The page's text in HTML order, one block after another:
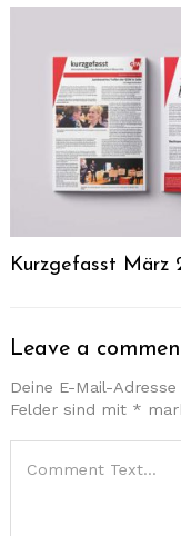
Kurzgefasst März
Leave a
Deine E-Mail-
Felder sind mit *
Search
for: